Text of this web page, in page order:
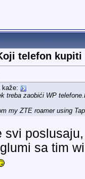
telefon kupiti
kaže:
treba zaobići WP
my ZTE roamer using
svi
sa tim